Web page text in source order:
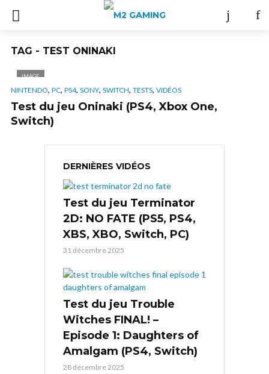
TAG - TEST ONINAKI
IMAGE
NINTENDO, PC, PS4, SONY, SWITCH, TESTS, VIDÉOS
Test du jeu Oninaki (PS4, Xbox One,
Switch)
DERNIÈRES VIDÉOS
Test du jeu Terminator
2D: NO FATE (PS5, PS4,
XBS, XBO, Switch, PC)
31 décembre 2025
Test du jeu Trouble
Witches FINAL! –
Episode 1: Daughters of
Amalgam (PS4, Switch)
28 décembre 2025